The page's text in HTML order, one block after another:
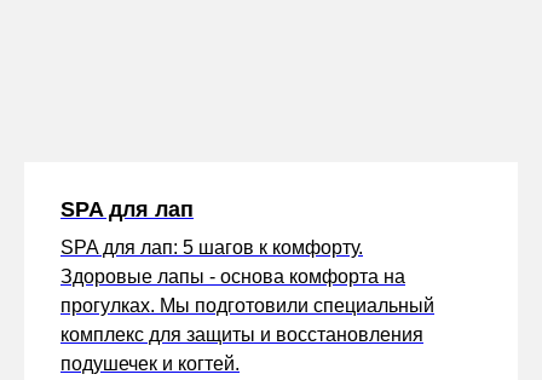
SPA для лап
SPA для лап: 5 шагов к комфорту.
Здоровые лапы - основа комфорта на
прогулках. Мы подготовили специальный
комплекс для защиты и восстановления
подушечек и когтей.